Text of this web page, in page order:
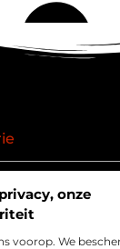
onze
voorop. We